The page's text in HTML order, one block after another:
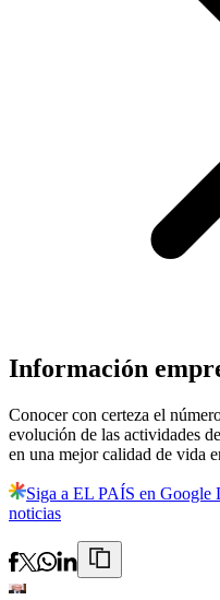
Información
Conocer con certeza el
evolución de las actividades
en una mejor calidad de vida
Siga a EL PAÍS en Google
noticias